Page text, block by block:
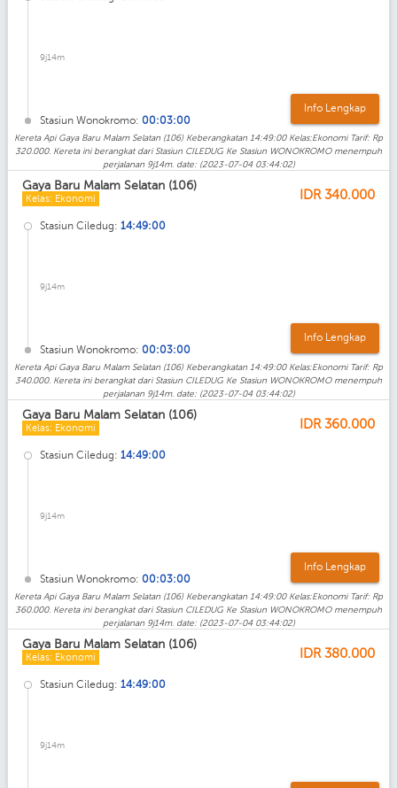
9j14m
Stasiun Wonokromo: 00:03:00
Info Lengkap
Kereta Api Gaya Baru Malam Selatan (106) Keberangkatan 14:49:00 Kelas:Ekonomi Tarif: Rp
320.000. Kereta ini berangkat dari Stasiun CILEDUG Ke Stasiun WONOKROMO menempuh
perjalanan 9j14m. date: (2023-07-04 03:44:02)
Gaya Baru Malam Selatan (106)
Kelas: Ekonomi IDR 340.000
Stasiun Ciledug: 14:49:00
9j14m
Stasiun Wonokromo: 00:03:00
Info Lengkap
Kereta Api Gaya Baru Malam Selatan (106) Keberangkatan 14:49:00 Kelas:Ekonomi Tarif: Rp
340.000. Kereta ini berangkat dari Stasiun CILEDUG Ke Stasiun WONOKROMO menempuh
perjalanan 9j14m. date: (2023-07-04 03:44:02)
Gaya Baru Malam Selatan (106)
Kelas: Ekonomi IDR 360.000
Stasiun Ciledug: 14:49:00
9j14m
Stasiun Wonokromo: 00:03:00
Info Lengkap
Kereta Api Gaya Baru Malam Selatan (106) Keberangkatan 14:49:00 Kelas:Ekonomi Tarif: Rp
360.000. Kereta ini berangkat dari Stasiun CILEDUG Ke Stasiun WONOKROMO menempuh
perjalanan 9j14m. date: (2023-07-04 03:44:02)
Gaya Baru Malam Selatan (106)
Kelas: Ekonomi IDR 380.000
Stasiun Ciledug: 14:49:00
9j14m